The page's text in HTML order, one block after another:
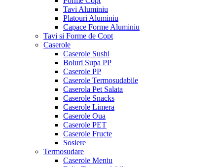
Tavi Aluminiu
Platouri Aluminiu
Capace Forme Aluminiu
Tavi si Forme de Copt
Caserole
Caserole Sushi
Boluri Supa PP
Caserole PP
Caserole Termosudabile
Caserola Pet Salata
Caserole Snacks
Caserole Limera
Caserole Oua
Caserole PET
Caserole Fructe
Sosiere
Termosudare
Caserole Meniu